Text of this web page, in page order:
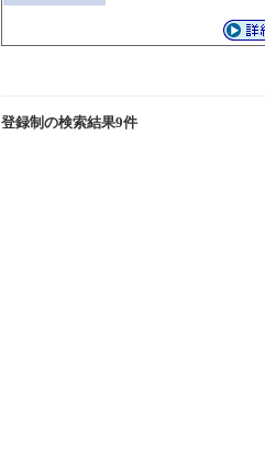
登録制の検索結果9件